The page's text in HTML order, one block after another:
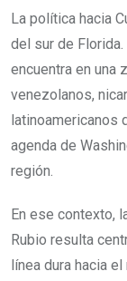
La política hacia
del sur de
encuentra en una
venezolanos,
latinoamericanos
agenda de
región.
En ese contexto,
Rubio resulta
línea dura hacia